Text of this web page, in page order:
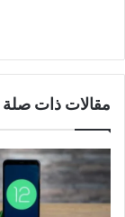
مقالات ذات صلة